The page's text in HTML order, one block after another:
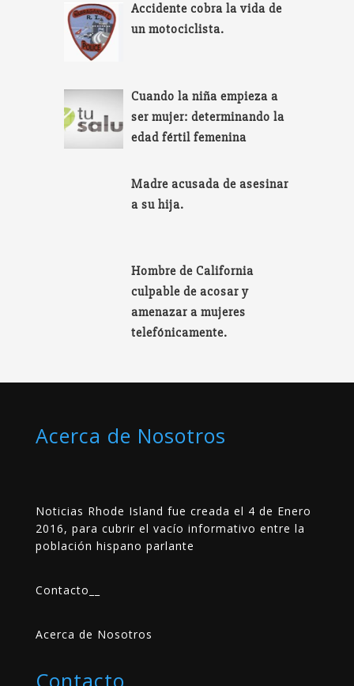
Accidente cobra la vida de
un motociclista.
Cuando la niña empieza a
ser mujer: determinando la
edad fértil femenina
Madre acusada de asesinar
a su hija.
Hombre de California
culpable de acosar y
amenazar a mujeres
telefónicamente.
Acerca de Nosotros
Noticias Rhode Island fue creada el 4 de Enero
2016, para cubrir el vacío informativo entre la
población hispano parlante
Contacto
Acerca de Nosotros
Contacto